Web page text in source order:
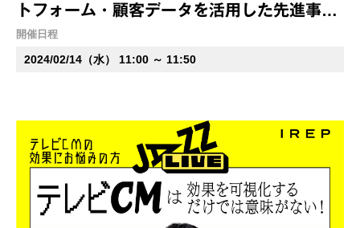
トフォーム・顧客データを活用した先進事例
ご紹介～」（録画配信）
開催日程
2024/02/14（水） 11:00 ～ 11:50